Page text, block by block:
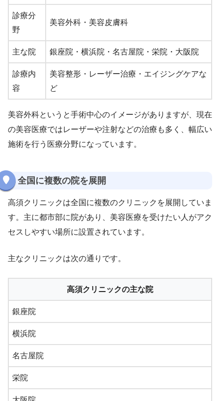
診療分
野
美容外科・美容皮膚科
主な院 銀座院・横浜院・名古屋院・栄院・大阪院
診療内
容
美容整形・レーザー治療・エイジングケアな
ど
美容外科というと手術中心のイメージがありますが、現在
の美容医療ではレーザーや注射などの治療も多く、幅広い
施術を行う医療分野になっています。
全国に複数の院を展開
高須クリニックは全国に複数のクリニックを展開していま
す。主に都市部に院があり、美容医療を受けたい人がアク
セスしやすい場所に設置されています。
主なクリニックは次の通りです。
高須クリニックの主な院
銀座院
横浜院
名古屋院
栄院